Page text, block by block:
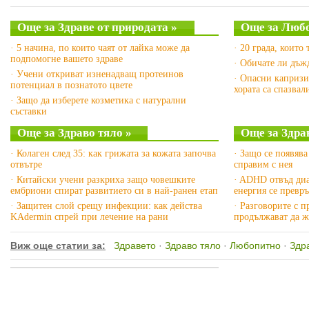
Още за Здраве от природата »
· 5 начина, по които чаят от лайка може да
подпомогне вашето здраве
· Учени откриват изненадващ протеинов
потенциал в познатото цвете
· Защо да изберете козметика с натурални
съставки
Още за
· 20 града, които
· Обичате ли
· Опасни
хората са
Още за Здраво тяло »
· Колаген след 35: как грижата за кожата започва
отвътре
· Китайски учени разкриха защо човешките
ембриони спират развитието си в най-ранен етап
· Защитен слой срещу инфекции: как действа
KAdermin спрей при лечение на рани
Още за
· Защо се
справим с нея
· ADHD отвъд
енергия се
· Разговорите с
продължават да
Виж още статии за: Здравето · Здраво тяло · Любопитно ·